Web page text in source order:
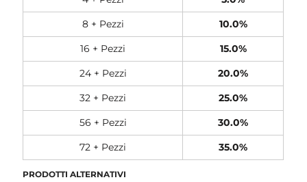
8 + Pezzi
10.0%
16 + Pezzi
15.0%
24 + Pezzi
20.0%
32 + Pezzi
25.0%
56 + Pezzi
30.0%
72 + Pezzi
35.0%
PRODOTTI ALTERNATIVI